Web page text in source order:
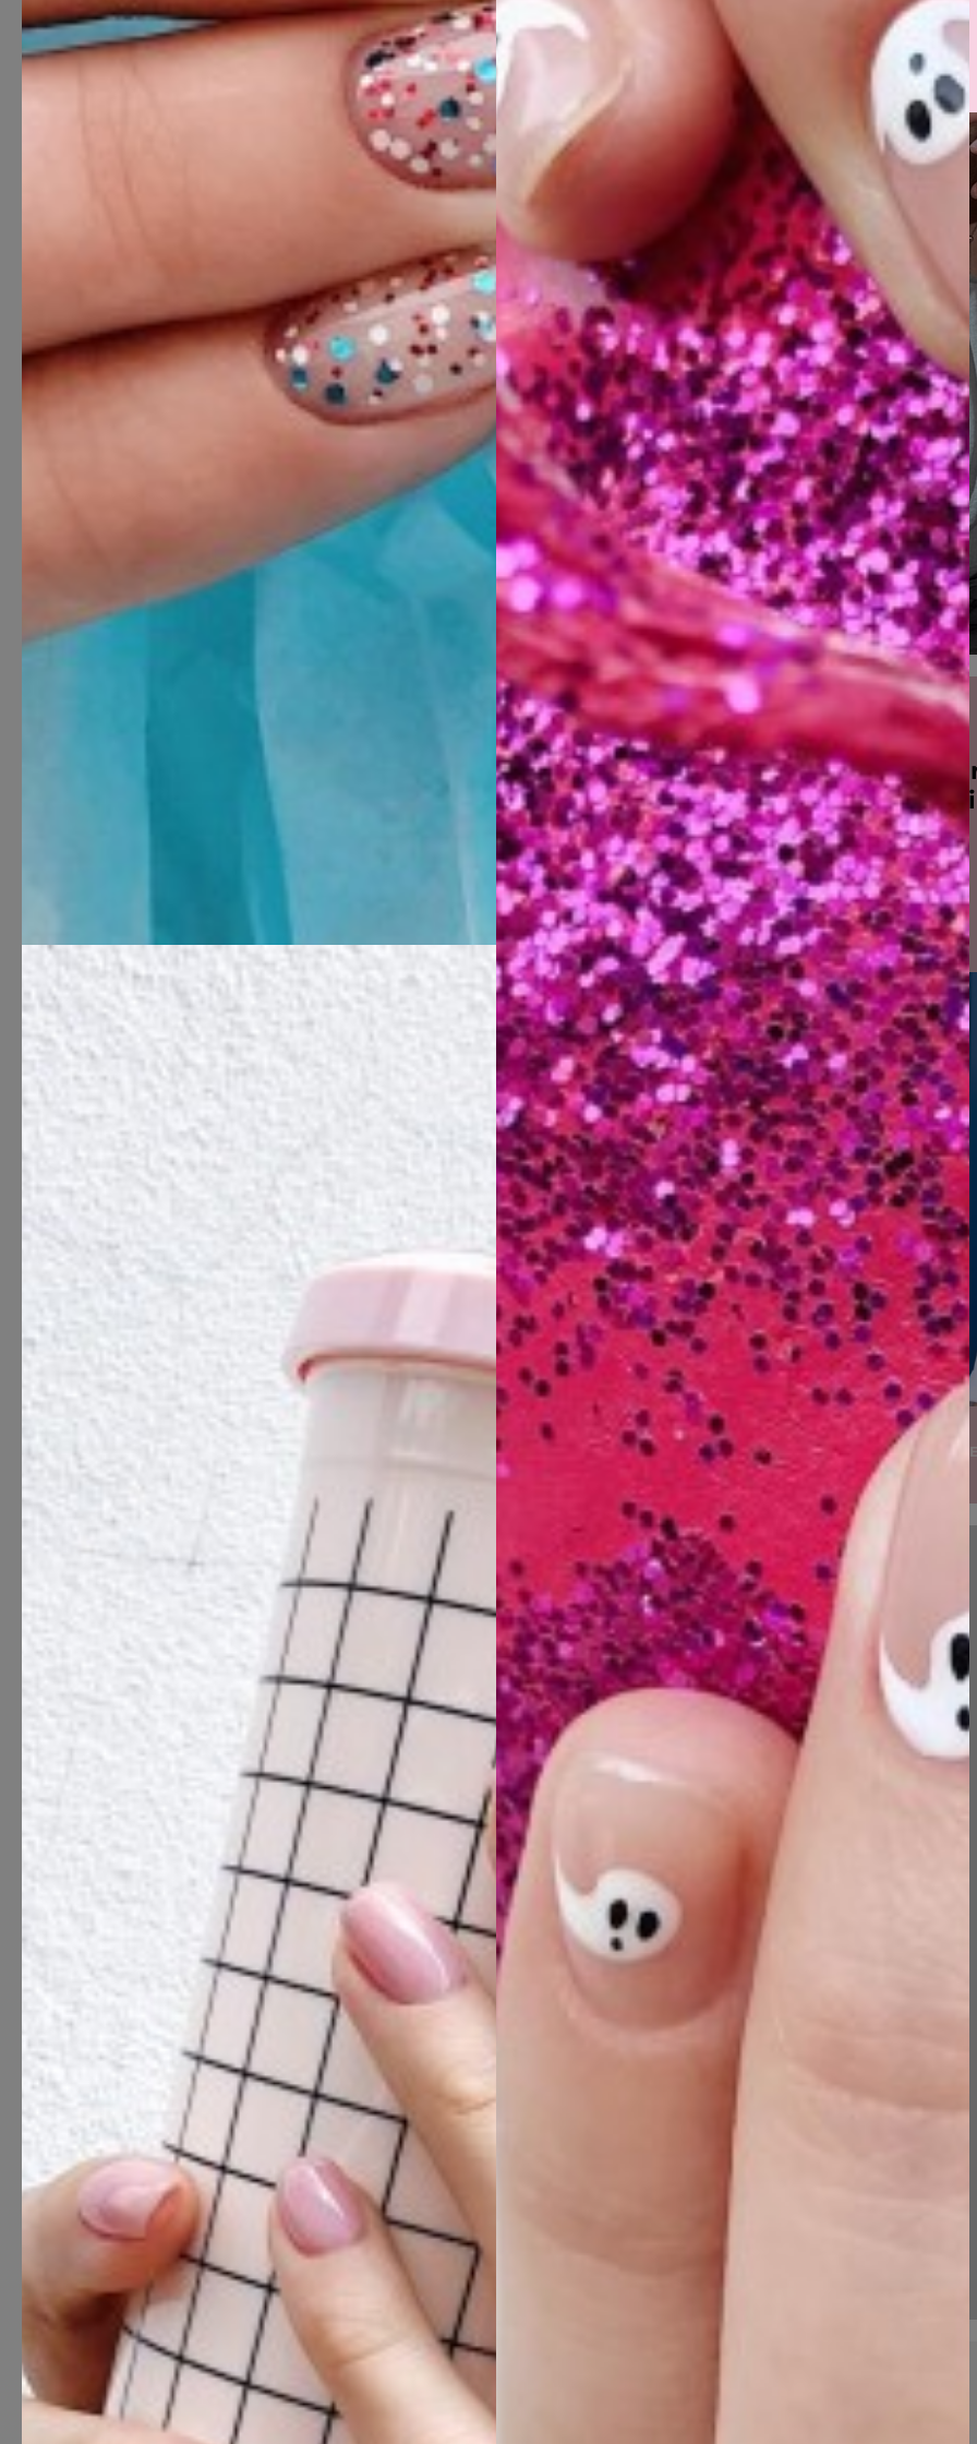
Meist
See on nagu ilusalong,
ainult, et palju parem.
G×Bar on nagu ilusalong, aga palju parem! Lisaks pakume ka
kõige hämmastavamaid soenguid, imelisi küünte- ja kulmude
disaini ning hingematvalt kauneid meigilooke.
G×Bar on täisteenindusega ilusalong, kus pakume teenuseid
alates meigist, soengutest ja juukselõikustest kuni maniküüri,
pediküüri ja kulmude kujundamiseni. Meil on 55 ilusalongi 13
riigis.
Päev-päevalt on meil üha raskem kokku lugeda, mitu rahulolevat
klienti me üle maailma teenindame. Ole üks neist!
G×Bar menüü
Teenus
Ei migneid
Ainult et
DAILY BEAUTY
GXBAR TALLINN DAILY BEAUTY PRE PARTY KOMPLEKT
G×Bar salongid
Salongid
Ära häbene! Saame tuttavaks!